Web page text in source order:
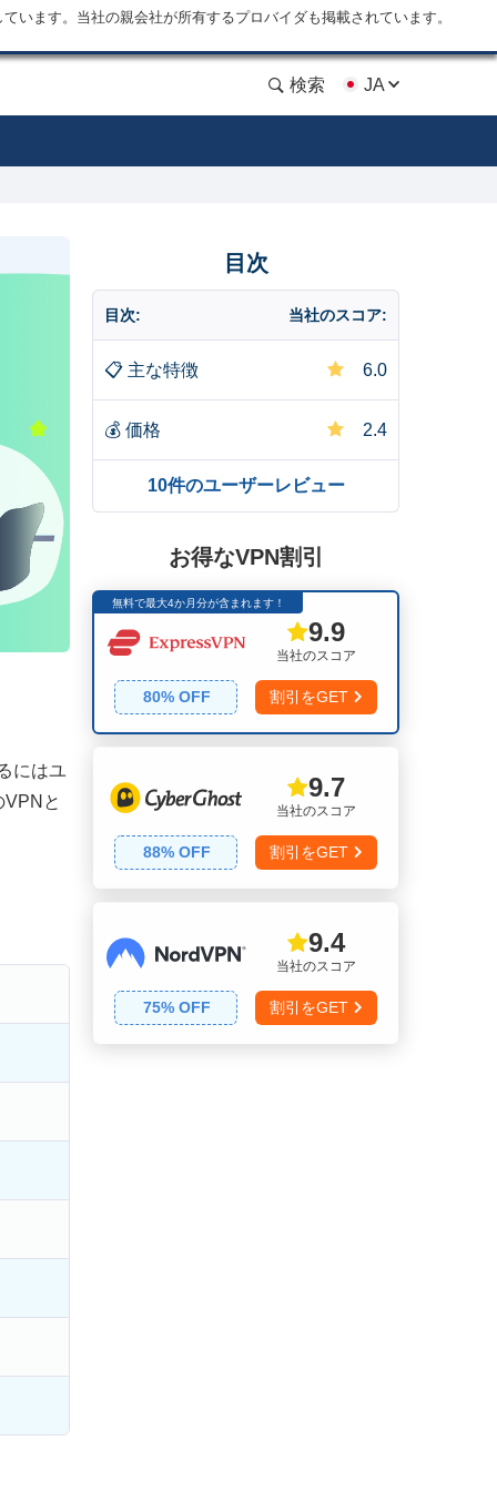
ます。当社の親会社が所有するプロバイダも掲載されています。
検索 JA
にはユ
と
目次
目次: 当社のスコア:
📋 主な特徴 6.0
💰 価格 2.4
10件のユーザーレビュー
お得なVPN割引
無料で最大4か月分が含まれます！
当社のスコア
9.9
80% OFF 割引をGET
当社のスコア
9.7
88% OFF 割引をGET
当社のスコア
9.4
75% OFF 割引をGET